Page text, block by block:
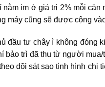
nằm im ở giá trị 2% mỗi
máy cũng sẽ được cộng
đầu tư chây ì không
bảo trì đã thu từ người
dõi sát sao tình hình